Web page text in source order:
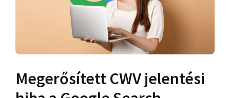
Megerősített CWV jelentési